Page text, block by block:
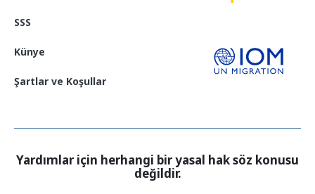
SSS
Künye
Şartlar ve Koşullar
Yardımlar için herhangi bir yasal hak söz konusu
değildir.